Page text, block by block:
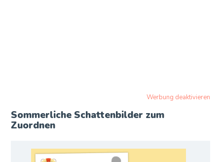
Werbung deaktivieren
Sommerliche Schattenbilder zum
Zuordnen